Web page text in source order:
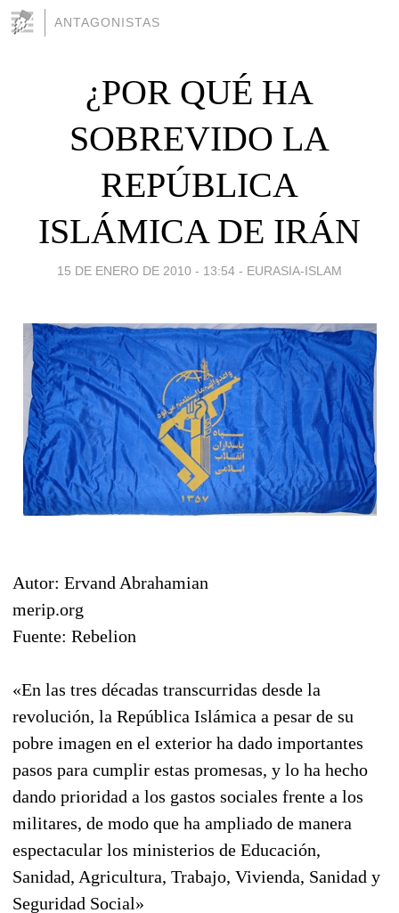
ANTAGONISTAS
¿POR QUÉ HA
SOBREVIDO LA
REPÚBLICA
ISLÁMICA DE IRÁN
15 DE ENERO DE 2010 - 13:54 - EURASIA-ISLAM
Autor: Ervand Abrahamian
merip.org
Fuente: Rebelion
«En las tres décadas transcurridas desde la
revolución, la República Islámica a pesar de su
pobre imagen en el exterior ha dado importantes
pasos para cumplir estas promesas, y lo ha hecho
dando prioridad a los gastos sociales frente a los
militares, de modo que ha ampliado de manera
espectacular los ministerios de Educación,
Sanidad, Agricultura, Trabajo, Vivienda, Sanidad y
Seguridad Social»